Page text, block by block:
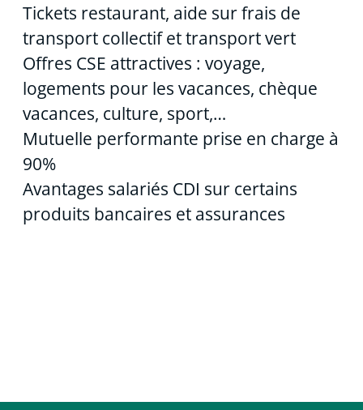
Tickets restaurant, aide sur frais de
transport collectif et transport vert
Offres CSE attractives : voyage,
logements pour les vacances, chèque
vacances, culture, sport,…
Mutuelle performante prise en charge à
90%
Avantages salariés CDI sur certains
produits bancaires et assurances